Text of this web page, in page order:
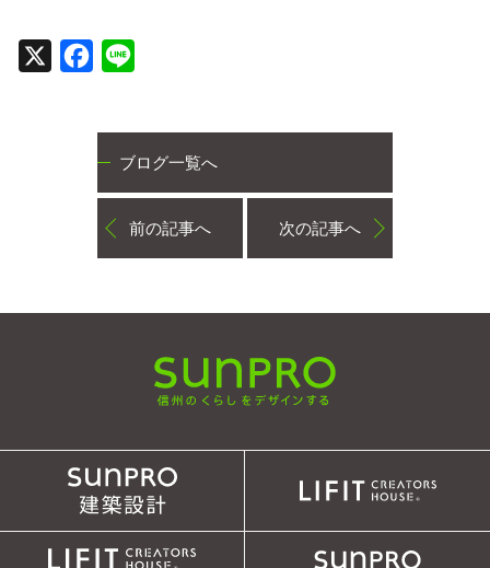
Facebook
ブログ一覧へ
前の記事へ 次の記事へ